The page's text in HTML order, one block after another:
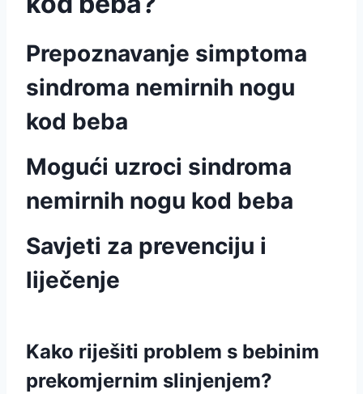
Prepoznavanje simptoma
sindroma nemirnih nogu
kod beba
Mogući uzroci sindroma
nemirnih nogu kod beba
Savjeti za prevenciju i
liječenje
Kako riješiti problem s bebinim
prekomjernim slinjenjem?